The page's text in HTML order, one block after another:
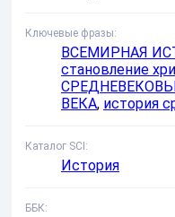
Ключевые фразы
ВСЕМИРНАЯ
становление
ВЕКА, история
Каталог SCI
История
ББК